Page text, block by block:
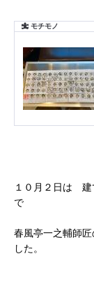
１０月２日は 建
で
春風亭一之輔師
した。